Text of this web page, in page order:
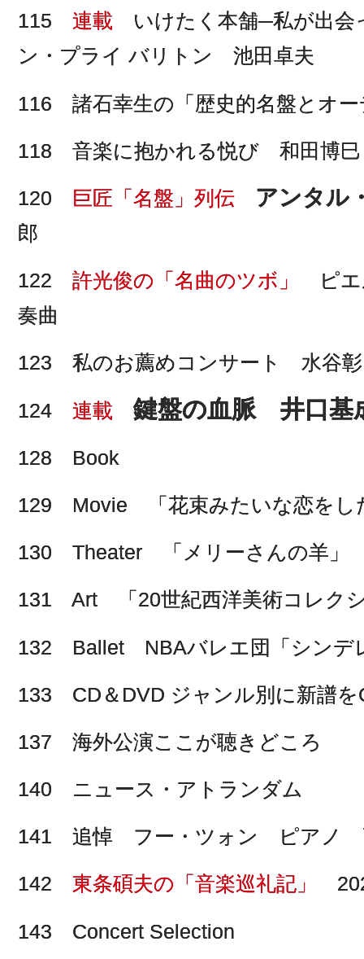
115 連載 いけたく本舗─私が出
ン・プライ バリトン 池田卓夫
116 諸石幸生の「歴史的名盤とオー
118 音楽に抱かれる悦び 和田博巳
120 巨匠「名盤」列伝 アンタル
郎
122 許光俊の「名曲のツボ」
ピエ
奏曲
123 私のお薦めコンサート 水谷彰
124 連載 鍵盤の血脈 井口基
128 Book
129 Movie 「花束みたいな恋をし
130 Theater 「メリーさんの羊」
131 Art 「20世紀西洋美術コレク
132 Ballet NBAバレエ団「シンデ
133 CD＆DVD ジャンル別に新譜を
137 海外公演ここが聴きどころ
140 ニュース・アトランダム
141 追悼 フー・ツォン ピアノ
142 東条碩夫の「音楽巡礼記」
143 Concert Selection